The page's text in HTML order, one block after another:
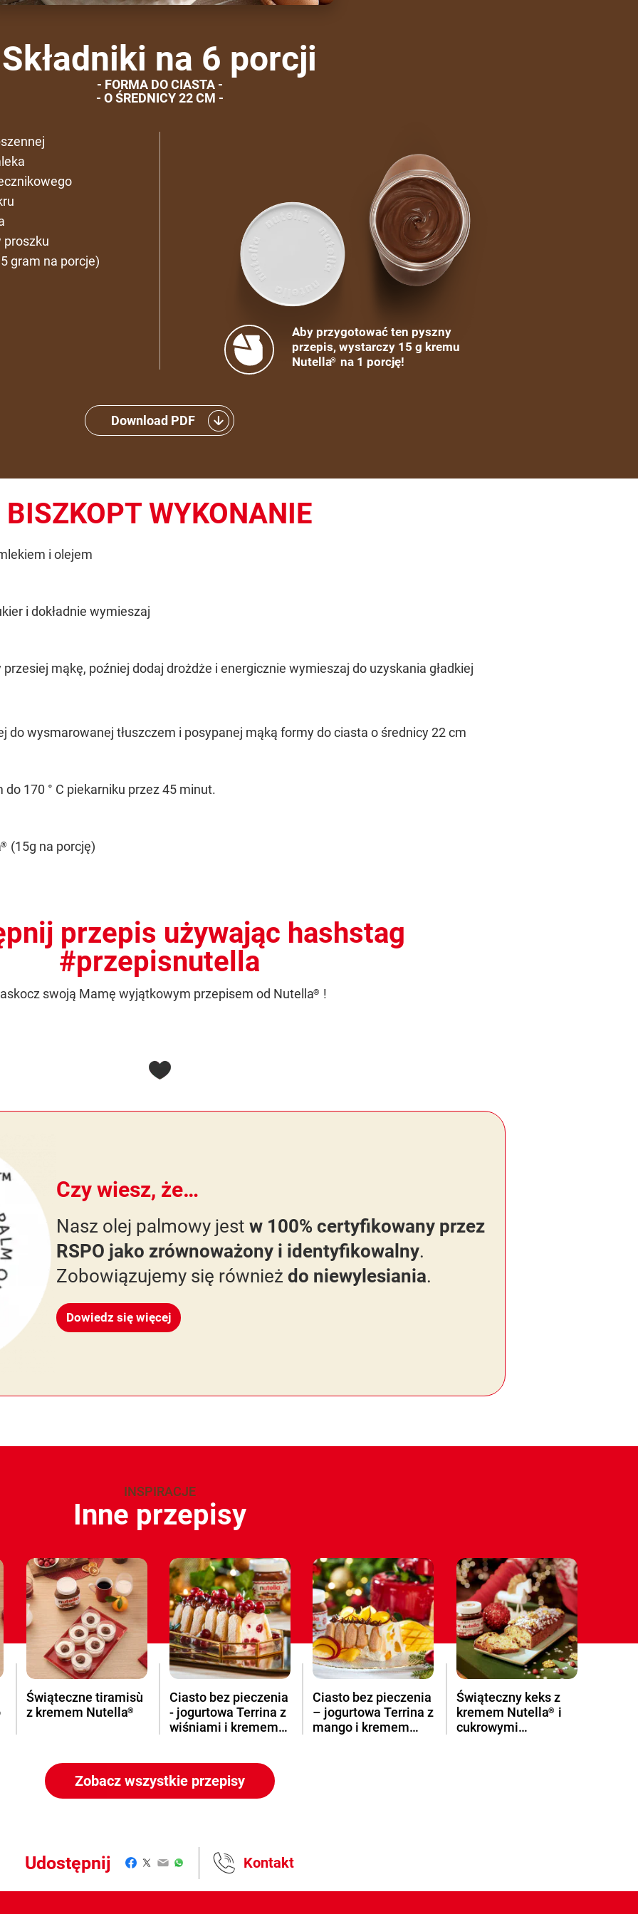
Składniki na 6 porcji
FORMA DO CIASTA
O ŚREDNICY 22 CM
proszku
gram na porcje)
Aby przygotować ten pyszny
przepis, wystarczy 15 g kremu
Nutella® na 1 porcję!
Download PDF
BISZKOPT WYKONANIE
i olejem
i dokładnie wymieszaj
przesiej mąkę, poźniej dodaj drożdże i energicznie wymieszaj do uzyskania gładkiej
do wysmarowanej tłuszczem i posypanej mąką formy do ciasta o średnicy 22 cm
170 ° C piekarniku przez 45 minut.
® (15g na porcję)
przepis używając hashstag
#przepisnutella
swoją Mamę wyjątkowym przepisem od Nutella® !
Czy wiesz, że…
Nasz olej palmowy jest w 100% certyfikowany przez
RSPO jako zrównoważony i identyfikowalny.
Zobowiązujemy się również do niewylesiania.
Dowiedz się więcej
INSPIRACJE
Inne przepisy
Świąteczne tiramisù
z kremem Nutella®
Ciasto bez pieczenia
- jogurtowa Terrina z
wiśniami i kremem
Ciasto bez pieczenia
– jogurtowa Terrina z
mango i kremem
Świąteczny keks z
kremem Nutella® i
cukrowymi
Zobacz wszystkie przepisy
Udostępnij Facebook
Twitter
EmailWhatsApp Kontakt